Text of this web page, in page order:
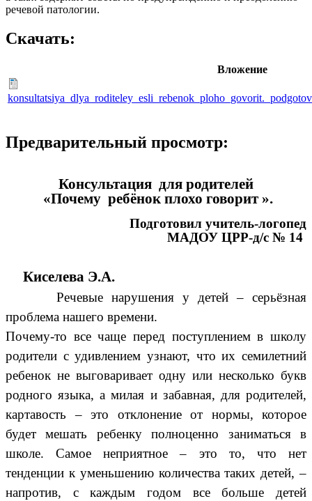
речевой патологии.
Скачать:
Вложение
Предварительный просмотр:
Консультация для родителей
«Почему ребёнок плохо говорит ».
Подготовил учитель-логопед
МАДОУ ЦРР-д/с № 14
Киселева Э.А.
Речевые нарушения у детей– серьёзная
проблема нашего времени.
Почему-то все чаще перед поступлением в школу
родители с удивлением узнают, что их семилетний
ребенок не выговаривает одну или несколько букв
родного языка, а милая и забавная, для родителей,
картавость – это отклонение от нормы, которое
будет мешать ребенку полноценно заниматься в
школе. Самое неприятное – это то, что нет
тенденции к уменьшению количества таких детей, –
напротив, с каждым годом все больше детей